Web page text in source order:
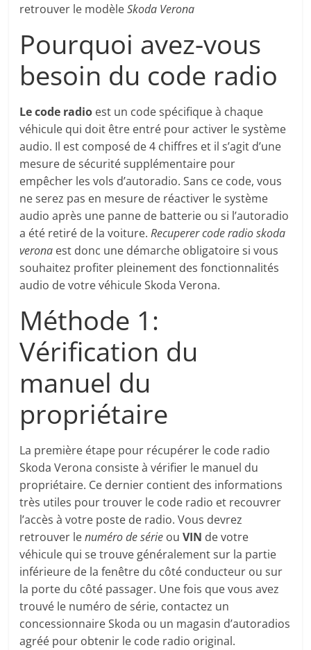
retrouver le modèleSkoda Verona
Pourquoi avez-vous
besoin du code radio
Le code radio est un code spécifique à chaque
véhicule qui doit être entré pour activer le système
audio. Il est composé de 4 chiffres et il s’agit d’une
mesure de sécurité supplémentaire pour
empêcher les vols d’autoradio. Sans ce code, vous
ne serez pas en mesure de réactiver le système
audio après une panne de batterie ou si l’autoradio
a été retiré de la voiture.Recuperer code radio skoda
verona est donc une démarche obligatoire si vous
souhaitez profiter pleinement des fonctionnalités
audio de votre véhicule Skoda Verona.
Méthode 1:
Vérification du
manuel du
propriétaire
La première étape pour récupérer le code radio
Skoda Verona consiste à vérifier le manuel du
propriétaire. Ce dernier contient des informations
très utiles pour trouver le code radio et recouvrer
l’accès à votre poste de radio. Vous devrez
retrouver lenuméro de série ouVIN de votre
véhicule qui se trouve généralement sur la partie
inférieure de la fenêtre du côté conducteur ou sur
la porte du côté passager. Une fois que vous avez
trouvé le numéro de série, contactez un
concessionnaire Skoda ou un magasin d’autoradios
agréé pour obtenir le code radio original.